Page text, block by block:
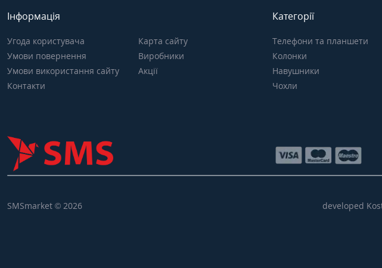
Інформація
Угода користувача
Умови повернення
Умови використання сайту
Контакти
Карта сайту
Виробники
Акції
Категорії
Телефони та планшети
Колонки
Навушники
Чохли
SMSmarket © 2026 developed